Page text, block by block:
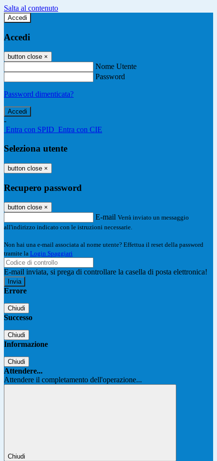
Salta al contenuto
Accedi
Accedi
button close ×
Nome Utente
Password
Password dimenticata?
-
Entra con SPID Entra con CIE
Seleziona utente
button close ×
Recupero password
button close ×
E-mail Verrà inviato un messaggio
all'indirizzo indicato con le istruzioni necessarie.
Non hai una e-mail associata al nome utente? Effettua il reset della password
tramite la Login Spaggiari
E-mail inviata, si prega di controllare la casella di posta elettronica!
Errore
Chiudi
Successo
Chiudi
Informazione
Chiudi
Attendere...
Attendere il completamento dell'operazione...
Chiudi